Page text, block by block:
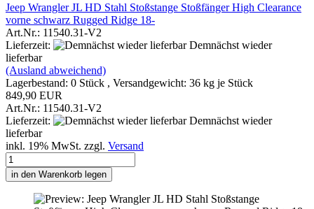
Jeep Wrangler JL HD Stahl Stoßstange Stoßfänger High Clearance
vorne schwarz Rugged Ridge 18-
Art.Nr.: 11540.31-V2
Lieferzeit:
Demnächst wieder
lieferbar
(Ausland abweichend)
Lagerbestand: 0 Stück , Versandgewicht: 36 kg je Stück
849,90 EUR
Art.Nr.: 11540.31-V2
Lieferzeit:
Demnächst wieder
lieferbar
inkl. 19% MwSt. zzgl. Versand
in den Warenkorb legen